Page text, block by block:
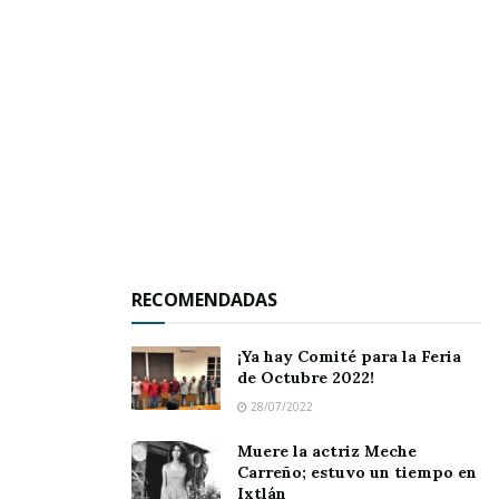
otras comunidades aledañas.
RECOMENDADAS
¡Ya hay Comité para la Feria
de Octubre 2022!
28/07/2022
Muere la actriz Meche
Carreño; estuvo un tiempo en
Ixtlán